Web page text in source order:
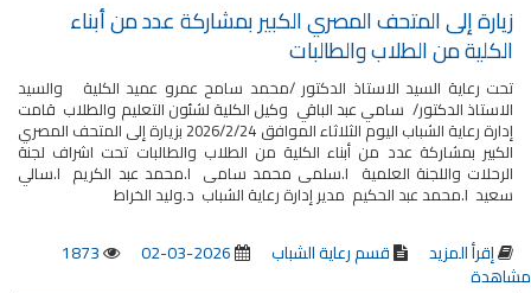
زيارة إلى المتحف المصري الكبير بمشاركة عدد من أبناء
الكلية من الطلاب والطالبات
تحت رعاية السيد الاستاذ الدكتور /محمد سامح عمرو عميد الكلية والسيد
الاستاذ الدكتور/ سامي عبد الباقي وكيل الكلية لشئون التعليم والطلاب قامت
إدارة رعاية الشباب اليوم الثلاثاء الموافق 2026/2/24 بزيارة إلى المتحف المصري
الكبير بمشاركة عدد من أبناء الكلية من الطلاب والطالبات تحت اشراف لجنة
الرحلات واللجنة العلمية ا.سلمى محمد سامى ا.محمد عبد الكريم ا.سالي
سعيد ا.محمد عبد الحكيم مدير إدارة رعاية الشباب د.وليد الخراط
إقرأ المزيد قسم رعاية الشباب 2026-03-02
1873
مشاهدة